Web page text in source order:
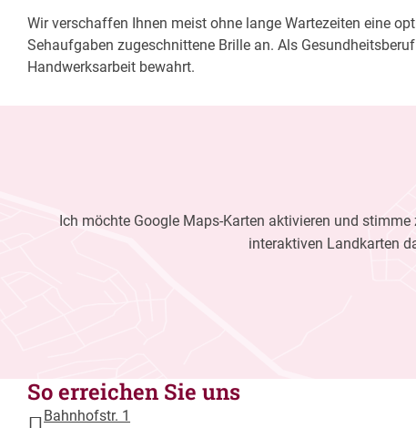
Wir verschaffen Ihnen meist ohne lange Wartezeiten eine
Sehaufgaben zugeschnittene Brille an. Als
Handwerksarbeit bewahrt.
Ich möchte Google Maps-Karten aktivieren und
interaktiven Landkarten
So erreichen Sie uns
Bahnhofstr. 1